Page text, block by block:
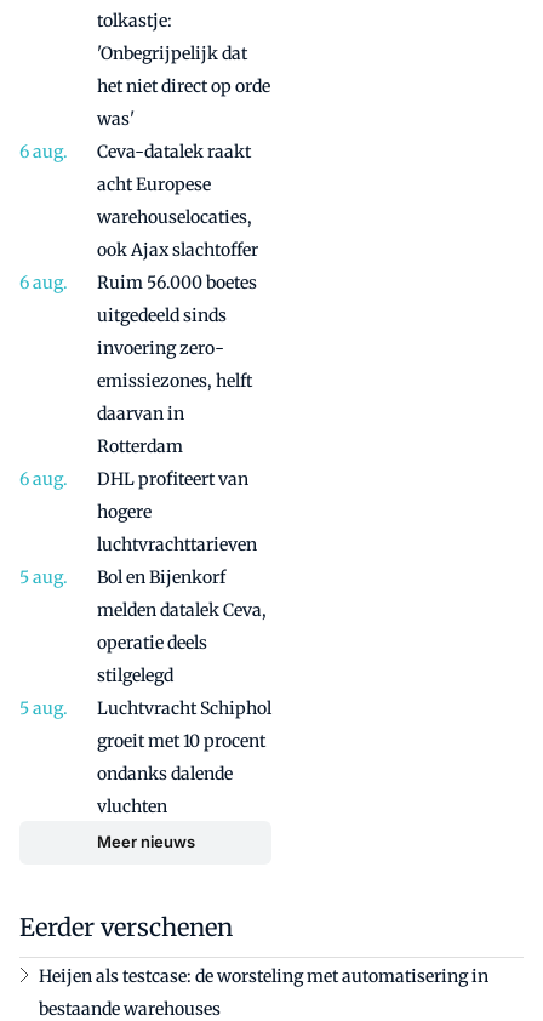
tolkastje:
'Onbegrijpelijk dat
het niet direct op orde
was'
Ceva-datalek raakt
acht Europese
warehouselocaties,
ook Ajax slachtoffer
Ruim 56.000 boetes
uitgedeeld sinds
invoering zero-
emissiezones, helft
daarvan in
Rotterdam
DHL profiteert van
hogere
luchtvrachttarieven
Bol en Bijenkorf
melden datalek Ceva,
operatie deels
stilgelegd
Luchtvracht Schiphol
groeit met 10 procent
ondanks dalende
vluchten
Meer nieuws
Eerder verschenen
Heijen als testcase: de worsteling met automatisering in
bestaande warehouses